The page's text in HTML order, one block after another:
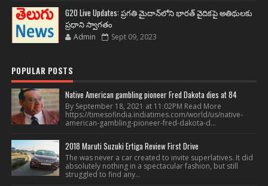
G20 Live Updates: ప్రగతి మైదాన్‌లోని భారత్ వైదికపై అతిథులకు
ప్రధాని స్వాగతం
Admin Sept 09, 2023
POPULAR POSTS
Native American gambling pioneer Fred Dakota dies at 84
By September 18, 2021 at 11:02PM Read More
https://timesofindia.indiatimes.com/world/us/native-
american-gambling-pioneer-fred-dakota-d...
2018 Maruti Suzuki Ertiga Review First Drive
The was never a car created to invite superlatives. It did
absolutely nothing in a spectacular fashion, but still
struggled to find any...